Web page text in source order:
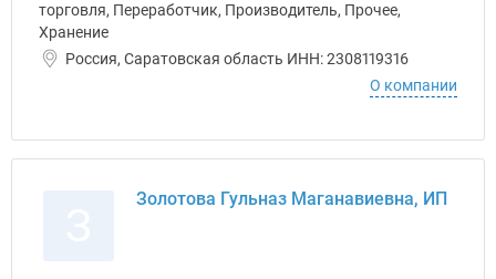
торговля, Переработчик, Производитель, Прочее,
Хранение
Россия, Саратовская область ИНН: 2308119316
О компании
Золотова Гульназ Маганавиевна, ИП